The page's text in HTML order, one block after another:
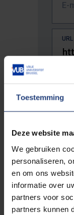
Toestemming
Deze website
We gebruiken
personaliseren,
en om ons
informatie over
partners voor
partners kunnen
E-
URL
De